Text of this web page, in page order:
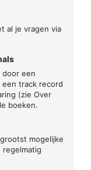
al je vragen via
door een
een track record
(zie Over
boeken.
mogelijke